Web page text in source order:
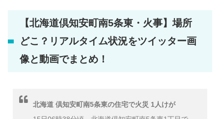
【北海道倶知安町南5条東・火事】場所
どこ？リアルタイム状況をツイッター画
像と動画でまとめ！
北海道 倶知安町南5条東の住宅で火災 1人けが